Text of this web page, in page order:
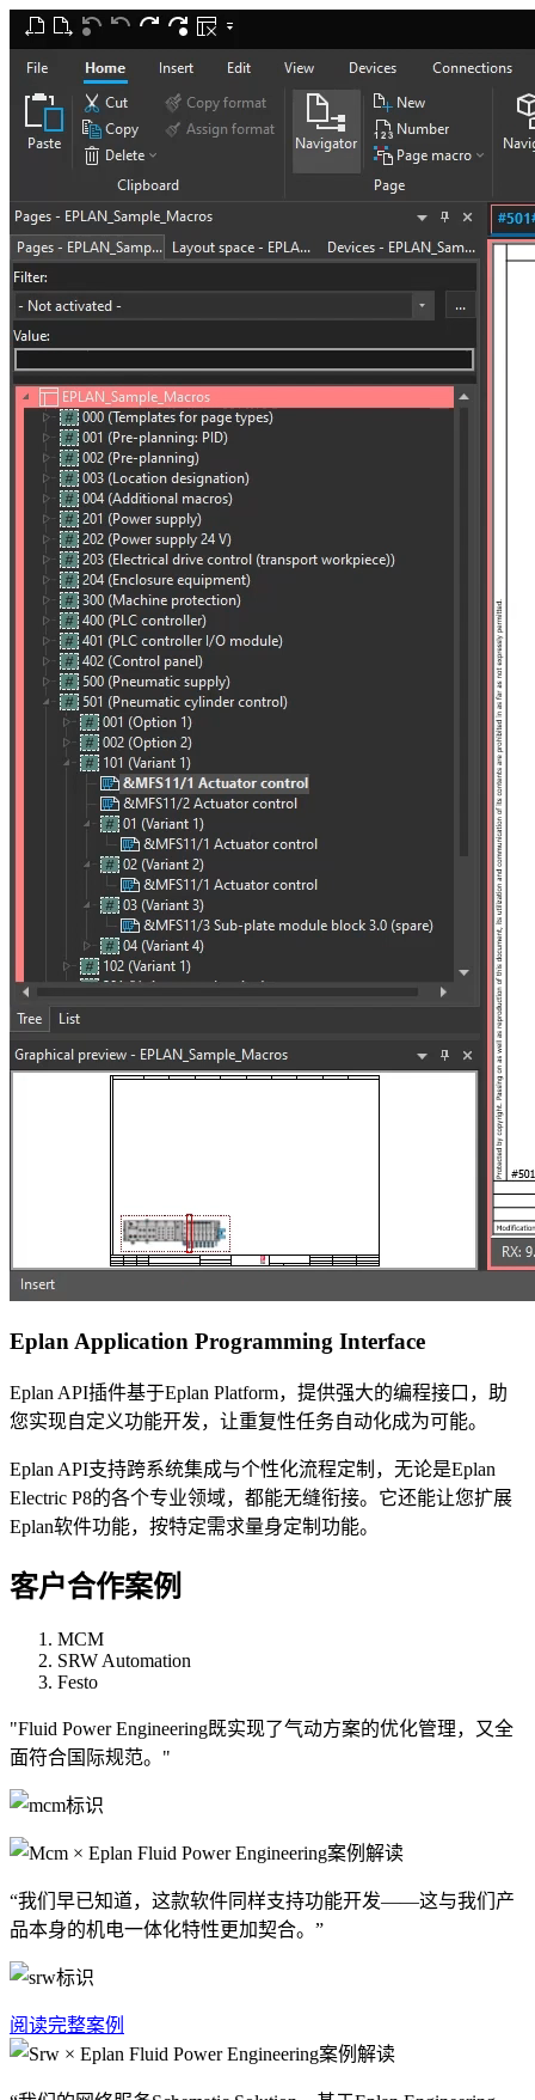
Eplan Application Programming Interface
Eplan API插件基于Eplan Platform，提供强大的编程接口，助
您实现自定义功能开发，让重复性任务自动化成为可能。
Eplan API支持跨系统集成与个性化流程定制，无论是Eplan
Electric P8的各个专业领域，都能无缝衔接。它还能让您扩展
Eplan软件功能，按特定需求量身定制功能。
客户合作案例
MCM
SRW Automation
Festo
"Fluid Power Engineering既实现了气动方案的优化管理，又全
面符合国际规范。"
“我们早已知道，这款软件同样支持功能开发——这与我们产
品本身的机电一体化特性更加契合。”
阅读完整案例